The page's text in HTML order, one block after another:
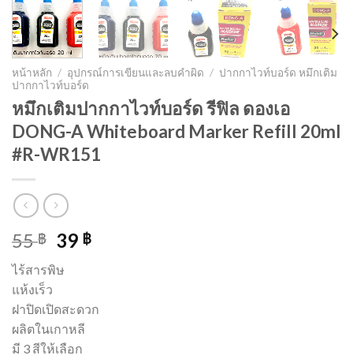
หน้าหลัก / อุปกรณ์การเขียนและลบคำผิด / ปากกาไวท์บอร์ด หมึกเติม
ปากกาไวท์บอร์ด
หมึกเติมปากกาไวท์บอร์ด รีฟิล ดองเอ
DONG-A Whiteboard Marker Refill 20ml
#R-WR151
55฿ 39 ฿
ไร้สารพิษ
แห้งเร็ว
ฝาปิดเปิดสะดวก
ผลิตในเกาหลี
มี 3 สีให้เลือก